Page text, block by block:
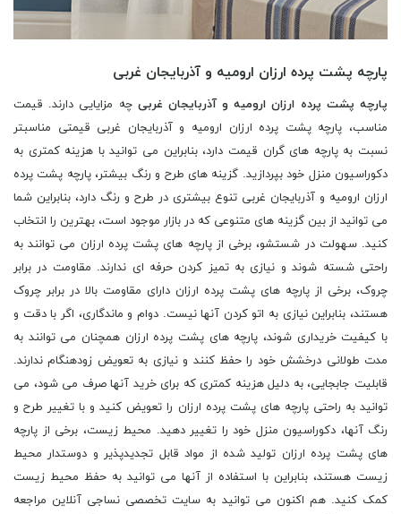
پارچه پشت پرده ارزان ارومیه و آذربایجان غربی
پارچه پشت پرده ارزان ارومیه و آذربایجان غربی چه مزایایی دارند. قیمت
مناسب، پارچه پشت پرده ارزان ارومیه و آذربایجان غربی قیمتی مناسبتر
نسبت به پارچه های گران قیمت دارد، بنابراین می توانید با هزینه کمتری به
دکوراسیون منزل خود بپردازید. گزینه های طرح و رنگ بیشتر، پارچه پشت پرده
ارزان ارومیه و آذربایجان غربی تنوع بیشتری در طرح و رنگ دارد، بنابراین شما
می توانید از بین گزینه های متنوعی که در بازار موجود است، بهترین را انتخاب
کنید. سهولت در شستشو، برخی از پارچه های پشت پرده ارزان می توانند به
راحتی شسته شوند و نیازی به تمیز کردن حرفه ای ندارند. مقاومت در برابر
چروک، برخی از پارچه های پشت پرده ارزان دارای مقاومت بالا در برابر چروک
هستند، بنابراین نیازی به اتو کردن آنها نیست. دوام و ماندگاری، اگر با دقت و
با کیفیت خریداری شوند، پارچه های پشت پرده ارزان همچنان می توانند به
مدت طولانی درخشش خود را حفظ کنند و نیازی به تعویض زودهنگام ندارند.
قابلیت جابجایی، به دلیل هزینه کمتری که برای خرید آنها صرف می شود، می
توانید به راحتی پارچه های پشت پرده ارزان را تعویض کنید و با تغییر طرح و
رنگ آنها، دکوراسیون منزل خود را تغییر دهید. محیط زیست، برخی از پارچه
های پشت پرده ارزان تولید شده از مواد قابل تجدیدپذیر و دوستدار محیط
زیست هستند، بنابراین با استفاده از آنها می توانید به حفظ محیط زیست
کمک کنید. هم اکنون می توانید به سایت تخصصی نساجی آنلاین مراجعه